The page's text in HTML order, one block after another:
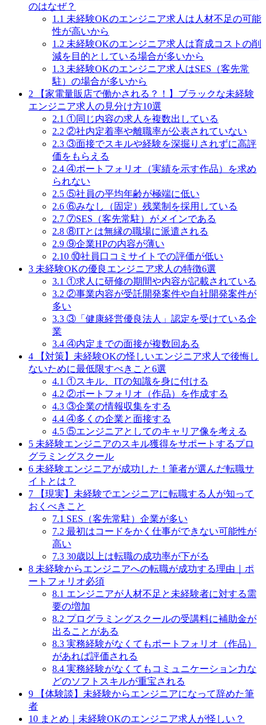
のはなぜ？
1.1 未経験OKのエンジニア求人は人材不足の可能
性が高いから
1.2 未経験OKのエンジニア求人は育成コストの削
減を目的としている場合が多いから
1.3 未経験OKのエンジニア求人はSES（客先常
駐）の場合が多いから
2 【家電量販店で働かされる？！】ブラックな未経験
エンジニア求人の見分け方10選
2.1 ①同じ内容の求人を複数出している
2.2 ②社内定着率や離職率が公表されていない
2.3 ③面接でスキルや経験を深掘りされずに高評
価をもらえる
2.4 ④ポートフォリオ（実績を示す作品）を求め
られない
2.5 ⑤社員の平均年齢が極端に低い
2.6 ⑥みなし（固定）残業制を採用している
2.7 ⑦SES（客先常駐）がメインである
2.8 ⑧ITとは無縁の職場に派遣される
2.9 ⑨企業HPの内容が薄い
2.10 ⑩社員口コミサイトでの評価が低い
3 未経験OKの優良エンジニア求人の特徴6選
3.1 ①求人に研修の期間や内容が記載されている
3.2 ②事業内容が受託開発案件や自社開発案件が
多い
3.3 ③「健康経営優良法人」認定を受けている企
業
3.4 ④内定までの面接が複数回ある
4 【対策】未経験OKの怪しいエンジニア求人で後悔し
ないために最低限すべきこと6選
4.1 ①スキル、ITの知識を身に付ける
4.2 ②ポートフォリオ（作品）を作成する
4.3 ③企業の情報収集をする
4.4 ④多くの企業と面接する
4.5 ⑤エンジニアとしてのキャリア像を考える
5 未経験エンジニアのスキル獲得をサポートするプロ
グラミングスクール
6 未経験エンジニアが成功した！筆者が選んだ転職サ
イトとは？
7 【現実】未経験でエンジニアに転職する人が知って
おくべきこと
7.1 SES（客先常駐）企業が多い
7.2 最初はコードをかく仕事ができない可能性が
高い
7.3 30歳以上は転職の成功率が下がる
8 未経験からエンジニアへの転職が成功する理由｜ポ
ートフォリオ必須
8.1 エンジニアが人材不足と未経験者に対する需
要の増加
8.2 プログラミングスクールの受講料に補助金が
出ることがある
8.3 実務経験がなくてもポートフォリオ（作品）
があれば評価される
8.4 実務経験がなくてもコミュニケーション力な
どのソフトスキルが重宝される
9 【体験談】未経験からエンジニアになって辞めた筆
者
10 まとめ｜未経験OKのエンジニア求人が怪しい？